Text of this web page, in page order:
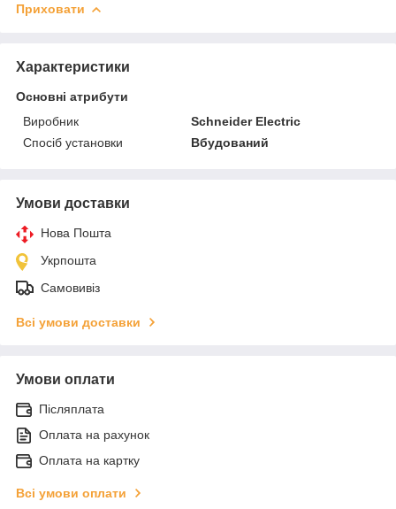
Приховати
Характеристики
Основні атрибути
Виробник
Schneider Electric
Спосіб установки
Вбудований
Умови доставки
Нова Пошта
Укрпошта
Самовивіз
Всі умови доставки
Умови оплати
Післяплата
Оплата на рахунок
Оплата на картку
Всі умови оплати